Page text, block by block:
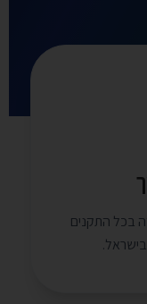
בכל התקנים